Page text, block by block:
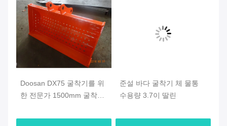
Doosan DX75 굴착기를 위
한 전문가 1500mm 굴착기
준설 바다 굴착기 체 물통
수용량 3.7이 딸린